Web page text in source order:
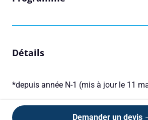
Détails
*depuis année N-1 (mis à jour le 11
Demander un devis